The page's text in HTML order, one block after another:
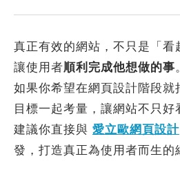
真正有效的網站，不只是「看
讓使用者順利完成他想做的事。
如果你希望在網頁設計階段就
目標一起考量，讓網站不只好
建議你直接與 愛立歐網頁設計
發，打造真正為使用者而生的